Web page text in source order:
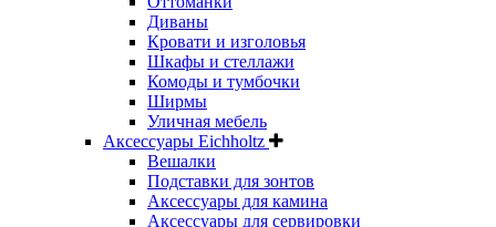
Диваны
Кровати и изголовья
Шкафы и стеллажи
Комоды и тумбочки
Ширмы
Уличная мебель
Аксессуары Eichholtz
Вешалки
Подставки для зонтов
Аксессуары для камина
Аксессуары для сервировки